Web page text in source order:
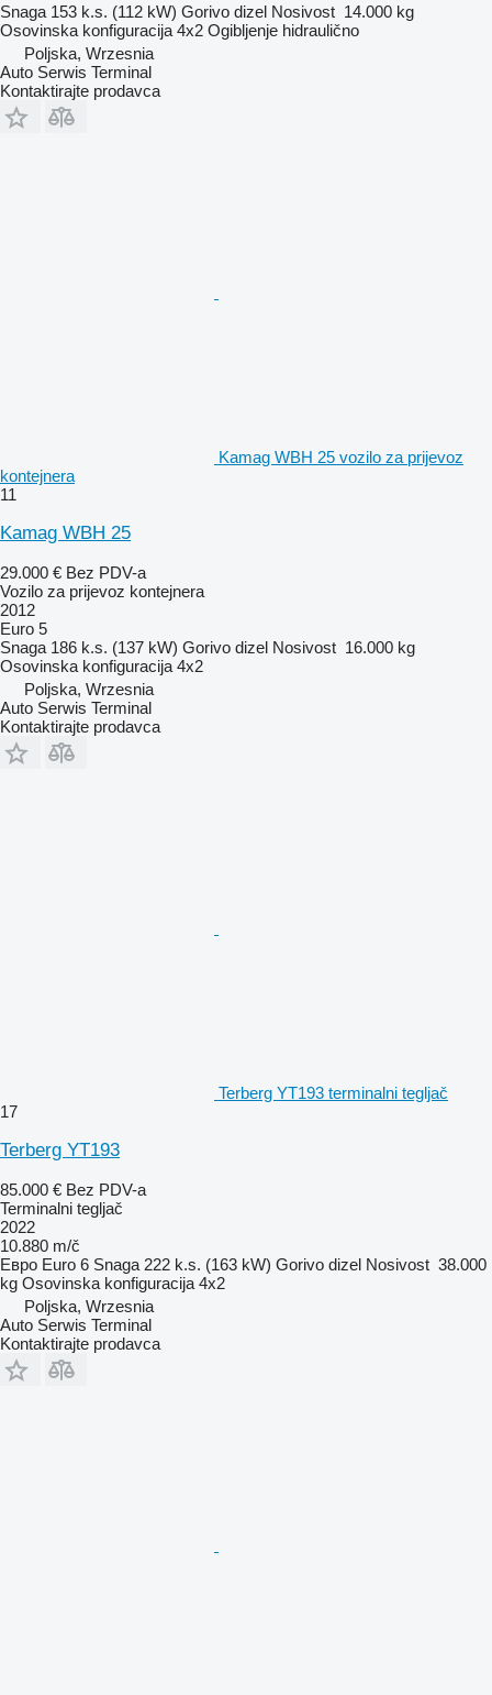
Snaga 153 k.s. (112 kW) Gorivo dizel Nosivost 14.000 kg
Osovinska konfiguracija 4x2 Ogibljenje hidraulično
Poljska, Wrzesnia
Auto Serwis Terminal
Kontaktirajte prodavca
Kamag WBH 25 vozilo za prijevoz
kontejnera
11
Kamag WBH 25
29.000 € Bez PDV-a
Vozilo za prijevoz kontejnera
2012
Euro 5
Snaga 186 k.s. (137 kW) Gorivo dizel Nosivost 16.000 kg
Osovinska konfiguracija 4x2
Poljska, Wrzesnia
Auto Serwis Terminal
Kontaktirajte prodavca
Terberg YT193 terminalni tegljač
17
Terberg YT193
85.000 € Bez PDV-a
Terminalni tegljač
2022
10.880 m/č
Евро Euro 6 Snaga 222 k.s. (163 kW) Gorivo dizel Nosivost 38.000
kg Osovinska konfiguracija 4x2
Poljska, Wrzesnia
Auto Serwis Terminal
Kontaktirajte prodavca